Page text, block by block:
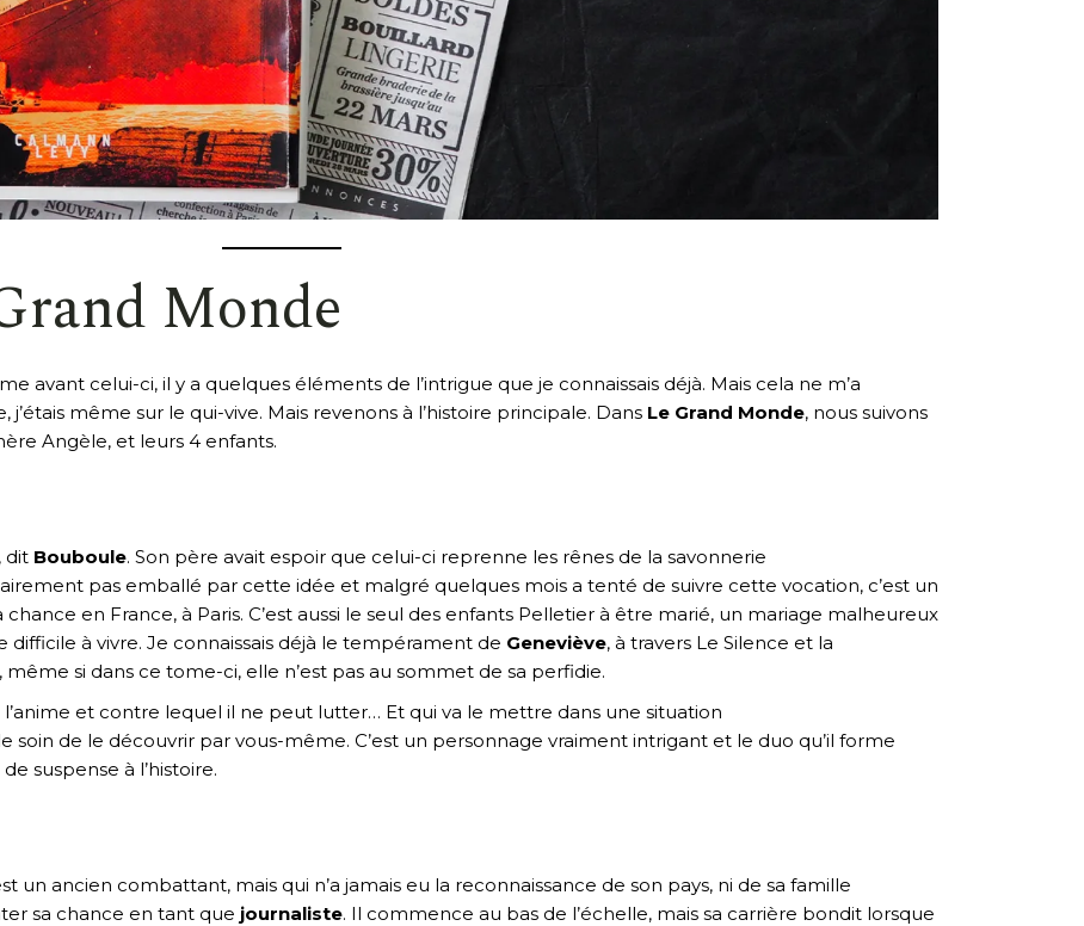
Monde
avant celui-ci, il y a quelques éléments de l’intrigue que je connaissais déjà. Mais cela ne m’a
même sur le qui-vive. Mais revenons à l’histoire principale. Dans Le Grand Monde, nous suivons
Angèle, et leurs 4 enfants.
dit Bouboule. Son père avait espoir que celui-ci reprenne les rênes de la savonnerie
pas emballé par cette idée et malgré quelques mois a tenté de suivre cette vocation, c’est un
en France, à Paris. C’est aussi le seul des enfants Pelletier à être marié, un mariage malheureux
à vivre. Je connaissais déjà le tempérament de Geneviève, à travers Le Silence et la
, même si dans ce tome-ci, elle n’est pas au sommet de sa perfidie.
et contre lequel il ne peut lutter… Et qui va le mettre dans une situation
soin de le découvrir par vous-même. C’est un personnage vraiment intrigant et le duo qu’il forme
suspense à l’histoire.
un ancien combattant, mais qui n’a jamais eu la reconnaissance de son pays, ni de sa famille
sa chance en tant que journaliste. Il commence au bas de l’échelle, mais sa carrière bondit lorsque